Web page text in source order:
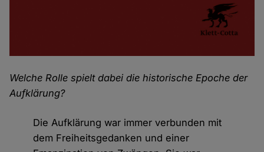
Welche Rolle spielt dabei die historische Epoche der
Aufklärung?
Die Aufklärung war immer verbunden mit
dem Freiheitsgedanken und einer